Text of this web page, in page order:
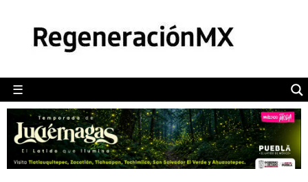
☰
POLÍTICA
CAMALEÓN
OPINIÓN
DEPORTES